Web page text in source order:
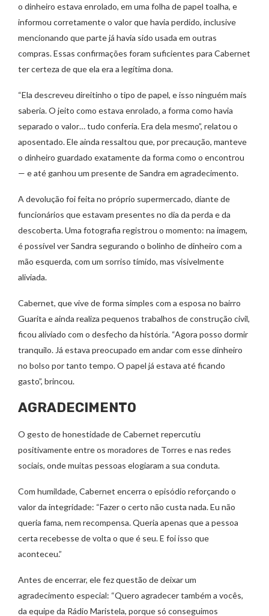
o dinheiro estava enrolado, em uma folha de papel toalha, e
informou corretamente o valor que havia perdido, inclusive
mencionando que parte já havia sido usada em outras
compras. Essas confirmações foram suficientes para Cabernet
ter certeza de que ela era a legítima dona.
“Ela descreveu direitinho o tipo de papel, e isso ninguém mais
saberia. O jeito como estava enrolado, a forma como havia
separado o valor… tudo conferia. Era dela mesmo”, relatou o
aposentado. Ele ainda ressaltou que, por precaução, manteve
o dinheiro guardado exatamente da forma como o encontrou
— e até ganhou um presente de Sandra em agradecimento.
A devolução foi feita no próprio supermercado, diante de
funcionários que estavam presentes no dia da perda e da
descoberta. Uma fotografia registrou o momento: na imagem,
é possível ver Sandra segurando o bolinho de dinheiro com a
mão esquerda, com um sorriso tímido, mas visivelmente
aliviada.
Cabernet, que vive de forma simples com a esposa no bairro
Guarita e ainda realiza pequenos trabalhos de construção civil,
ficou aliviado com o desfecho da história. “Agora posso dormir
tranquilo. Já estava preocupado em andar com esse dinheiro
no bolso por tanto tempo. O papel já estava até ficando
gasto”, brincou.
AGRADECIMENTO
O gesto de honestidade de Cabernet repercutiu
positivamente entre os moradores de Torres e nas redes
sociais, onde muitas pessoas elogiaram a sua conduta.
Com humildade, Cabernet encerra o episódio reforçando o
valor da integridade: “Fazer o certo não custa nada. Eu não
queria fama, nem recompensa. Queria apenas que a pessoa
certa recebesse de volta o que é seu. E foi isso que
aconteceu.”
Antes de encerrar, ele fez questão de deixar um
agradecimento especial: “Quero agradecer também a vocês,
da equipe da Rádio Maristela, porque só conseguimos